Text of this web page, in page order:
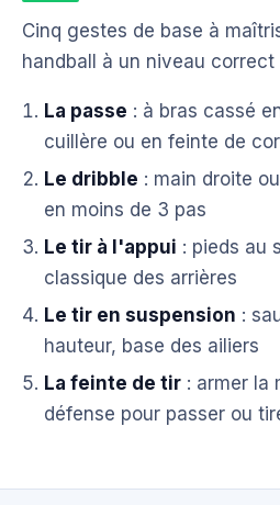
Cinq gestes de base à
handball à un niveau correct
La passe : à bras cassé
cuillère ou en feinte de
Le dribble : main droite
en moins de 3 pas
Le tir à l'appui : pieds au
classique des arrières
Le tir en suspension :
hauteur, base des ailiers
La feinte de tir : armer la
défense pour passer ou